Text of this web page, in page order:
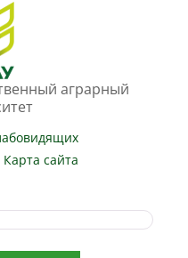
аграрный
Карта сайта